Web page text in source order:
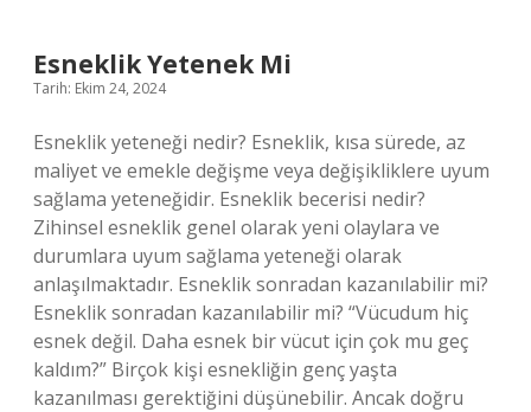
Esneklik Yetenek Mi
Tarih: Ekim 24, 2024
Esneklik yeteneği nedir? Esneklik, kısa sürede, az
maliyet ve emekle değişme veya değişikliklere uyum
sağlama yeteneğidir. Esneklik becerisi nedir?
Zihinsel esneklik genel olarak yeni olaylara ve
durumlara uyum sağlama yeteneği olarak
anlaşılmaktadır. Esneklik sonradan kazanılabilir mi?
Esneklik sonradan kazanılabilir mi? “Vücudum hiç
esnek değil. Daha esnek bir vücut için çok mu geç
kaldım?” Birçok kişi esnekliğin genç yaşta
kazanılması gerektiğini düşünebilir. Ancak doğru